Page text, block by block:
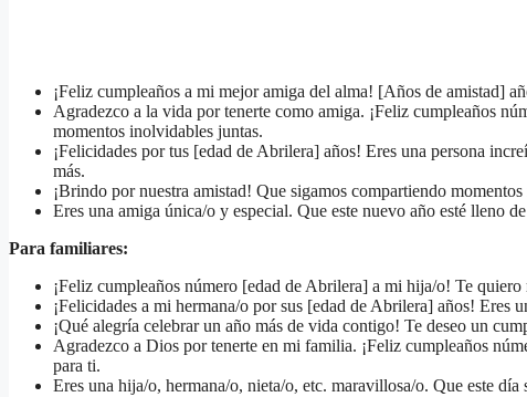
¡Feliz cumpleaños a mi mejor amiga del alma! [Años de amistad]
Agradezco a la vida por tenerte como amiga. ¡Feliz cumpleaños
momentos inolvidables juntas.
¡Felicidades por tus [edad de Abrilera] años! Eres una persona
más.
¡Brindo por nuestra amistad! Que sigamos compartiendo
Eres una amiga única/o y especial. Que este nuevo año esté lleno
Para familiares:
¡Feliz cumpleaños número [edad de Abrilera] a mi hija/o! Te
¡Felicidades a mi hermana/o por sus [edad de Abrilera] años! Eres
¡Qué alegría celebrar un año más de vida contigo! Te deseo un
Agradezco a Dios por tenerte en mi familia. ¡Feliz cumpleaños
para ti.
Eres una hija/o, hermana/o, nieta/o, etc. maravillosa/o. Que este día